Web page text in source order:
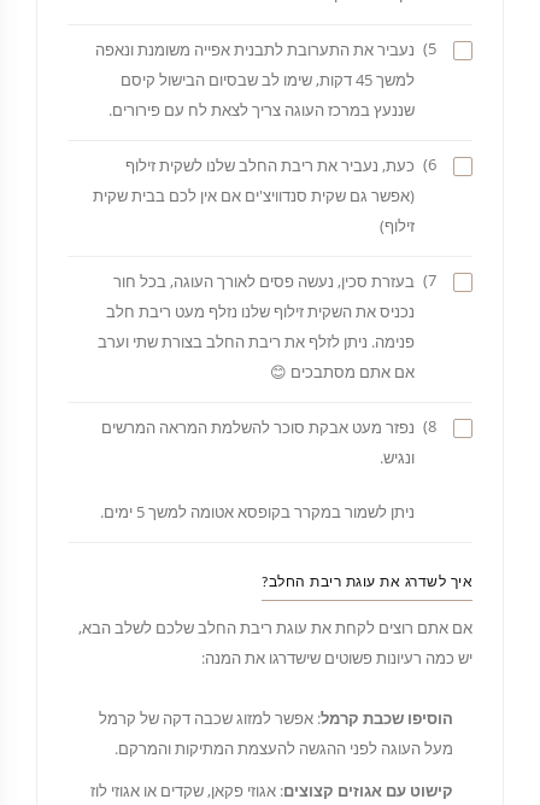
5)
נעביר את התערובת לתבנית אפייה משומנת ונאפה
למשך 45 דקות, שימו לב שבסיום הבישול קיסם
שננעץ במרכז העוגה צריך לצאת לח עם פירורים.
6)
כעת, נעביר את ריבת החלב שלנו לשקית זילוף
(אפשר גם שקית סנדוויצ'ים אם אין לכם בבית שקית
זילוף)
7)
בעזרת סכין, נעשה פסים לאורך העוגה, בכל חור
נכניס את השקית זילוף שלנו נזלף מעט ריבת חלב
פנימה. ניתן לזלף את ריבת החלב בצורת שתי וערב
אם אתם מסתבכים 😊
8)
נפזר מעט אבקת סוכר להשלמת המראה המרשים
ונגיש.
ניתן לשמור במקרר בקופסא אטומה למשך 5 ימים.
איך לשדרג את עוגת ריבת החלב?
אם אתם רוצים לקחת את עוגת ריבת החלב שלכם לשלב הבא,
יש כמה רעיונות פשוטים שישדרגו את המנה:
הוסיפו שכבת קרמל: אפשר למזוג שכבה דקה של קרמל
מעל העוגה לפני ההגשה להעצמת המתיקות והמרקם.
קישוט עם אגוזים קצוצים: אגוזי פקאן, שקדים או אגוזי לוז